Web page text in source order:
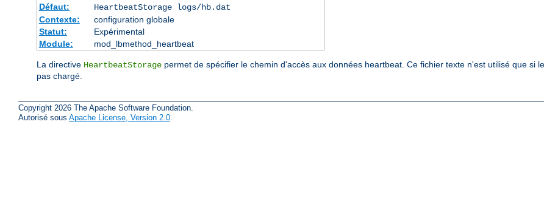
Défaut:
HeartbeatStorage logs/hb.dat
Contexte:
configuration globale
Statut:
Expérimental
Module:
mod_lbmethod_heartbeat
La directive HeartbeatStorage permet de spécifier le chemin d'accès aux données heartbeat. Ce fichier texte n'est utilisé que si
pas chargé.
Copyright 2026 The Apache Software Foundation.
Autorisé sous Apache License, Version 2.0.